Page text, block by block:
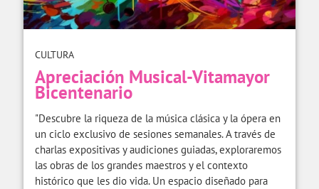
CULTURA
Apreciación Musical-Vitamayor
Bicentenario
"Descubre la riqueza de la música clásica y la ópera en
un ciclo exclusivo de sesiones semanales. A través de
charlas expositivas y audiciones guiadas, exploraremos
las obras de los grandes maestros y el contexto
histórico que les dio vida. Un espacio diseñado para